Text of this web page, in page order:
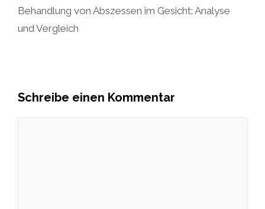
Behandlung von Abszessen im Gesicht: Analyse
und Vergleich
Schreibe einen Kommentar